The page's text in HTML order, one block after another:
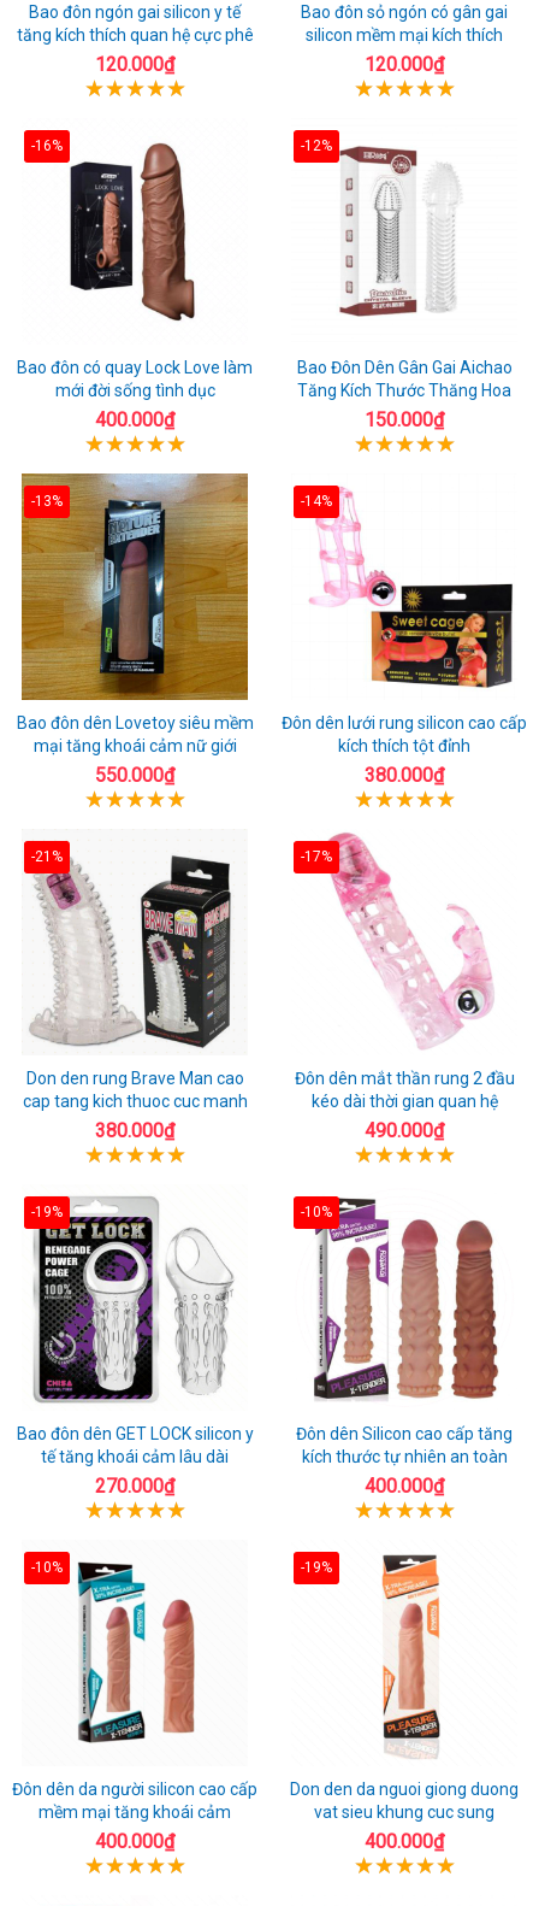
Bao đôn ngón gai silicon y tế
tăng kích thích quan hệ cực phê
120.000₫
Bao đôn sỏ ngón có gân gai
silicon mềm mại kích thích
120.000₫
-16%
Bao đôn có quay Lock Love làm
mới đời sống tình dục
400.000₫
-12%
Bao Đôn Dên Gân Gai Aichao
Tăng Kích Thước Thăng Hoa
150.000₫
-13%
Bao đôn dên Lovetoy siêu mềm
mại tăng khoái cảm nữ giới
550.000₫
-14%
Đôn dên lưới rung silicon cao cấp
kích thích tột đỉnh
380.000₫
-21%
Don den rung Brave Man cao
cap tang kich thuoc cuc manh
380.000₫
-17%
Đôn dên mắt thần rung 2 đầu
kéo dài thời gian quan hệ
490.000₫
-19%
Bao đôn dên GET LOCK silicon y
tế tăng khoái cảm lâu dài
270.000₫
-10%
Đôn dên Silicon cao cấp tăng
kích thước tự nhiên an toàn
400.000₫
-10%
Đôn dên da người silicon cao cấp
mềm mại tăng khoái cảm
400.000₫
-19%
Don den da nguoi giong duong
vat sieu khung cuc sung
400.000₫